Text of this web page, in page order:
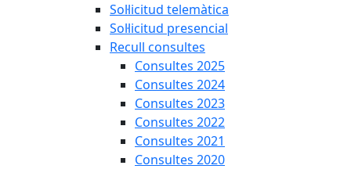
Sol·licitud telemàtica
Sol·licitud presencial
Recull consultes
Consultes 2025
Consultes 2024
Consultes 2023
Consultes 2022
Consultes 2021
Consultes 2020